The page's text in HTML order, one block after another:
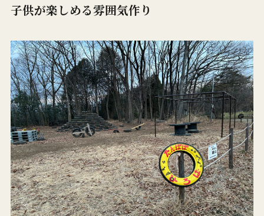
子供が楽しめる雰囲気作り